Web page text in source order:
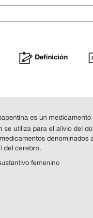
Definición
es un
se utiliza para el alivio del
denominados
del cerebro.
femenino